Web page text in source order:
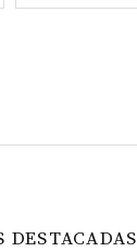
DESTACADAS